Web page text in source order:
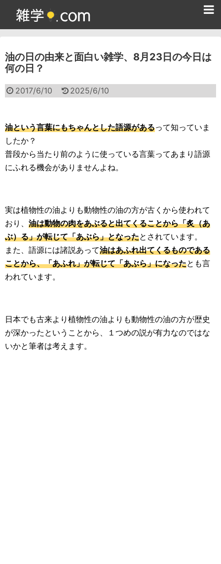
油の日の由来と面白い雑学、8月23日の今日は
何の日？
2017/6/10 2025/6/10
油という言葉にもちゃんとした語源があるって知っていま
したか？
普段から当たり前のように使っている言葉ってあまり語源
にふれる機会がありませんよね。
実は植物性の油よりも動物性の油の方が古くから使われて
おり、 油は動物の肉をあぶると出てくることから「炙（あ
ぶ）る」が転じて「あぶら」となったとされています。
また、語源には諸説あって油はあふれ出てくるものである
ことから、「あふれ」が転じて「あぶら」になったとも言
われています。
日本でも古来より植物性の油よりも動物性の油の方が歴史
が深かったということから、１つめの説が有力なのではな
いかと筆者は考えます。
雑学クイズ問題集
面白い雑学
ためになる雑学
スポーツ雑学
食べ物雑学
歴史雑学
生活雑学
サイト情報